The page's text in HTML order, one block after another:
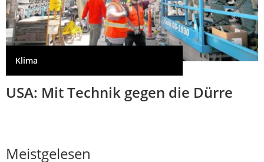
Klima
USA: Mit Technik gegen die Dürre
Meistgelesen